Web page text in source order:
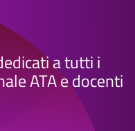
a tutti i
ATA e docenti